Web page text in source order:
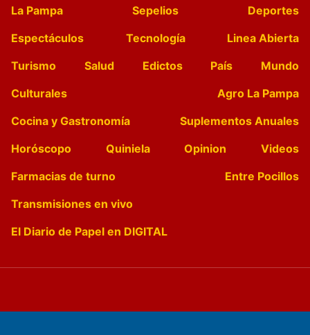
La Pampa Sepelios
Deportes
Espectáculos
Tecnología
Linea Abierta
Turismo
Salud Edictos País
Mundo
Culturales
Agro La Pampa
Cocina y Gastronomía
Suplementos Anuales
Horóscopo
Quiniela Opinion
Videos
Farmacias de turno
Entre Pocillos
Transmisiones en vivo
El Diario de Papel en DIGITAL